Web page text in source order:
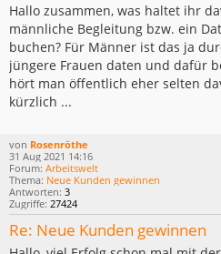
Hallo zusammen, was haltet ihr
männliche Begleitung bzw. ein
buchen? Für Männer ist das ja
jüngere Frauen daten und dafür
hört man öffentlich eher selten
kürzlich ...
von Rosenröthe
31 Aug 2021 14:16
Forum: Arbeitswelt
Thema: Neue Kunden gewinnen
Antworten: 3
Zugriffe: 27424
Re: Neue Kunden gewinnen